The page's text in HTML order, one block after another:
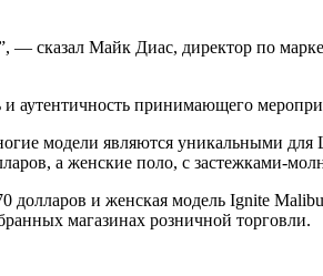
— сказал Майк Диас, директор по
аутентичность принимающего
модели являются уникальными
а женские поло, с застежками-
долларов и женская модель Ignite
магазинах розничной торговли.